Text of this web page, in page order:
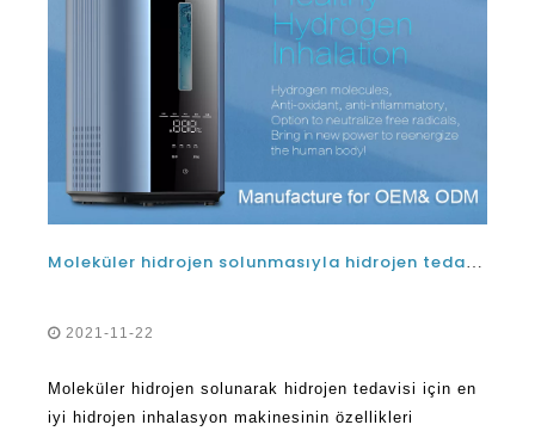
Moleküler hidrojen solunmasıyla hidrojen tedavisi için en iyi hidrojen inhalasyon makinesinin özellikleri nelerdir?
2021-11-22
Moleküler hidrojen solunarak hidrojen tedavisi için en
iyi hidrojen inhalasyon makinesinin özellikleri